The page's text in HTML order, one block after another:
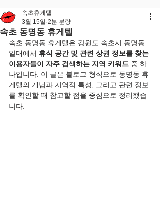
속초 동명동 휴게텔
속초휴게텔
3월 15일 2분 분량
속초 동명동 휴게텔은 강원도 속초시 동명동
일대에서 휴식 공간 및 관련 상권 정보를 찾는
이용자들이 자주 검색하는 지역 키워드 중 하
나입니다. 이 글은 블로그 형식으로 동명동 휴
게텔의 개념과 지역적 특성, 그리고 관련 정보
를 확인할 때 참고할 점을 중심으로 정리했습
니다.